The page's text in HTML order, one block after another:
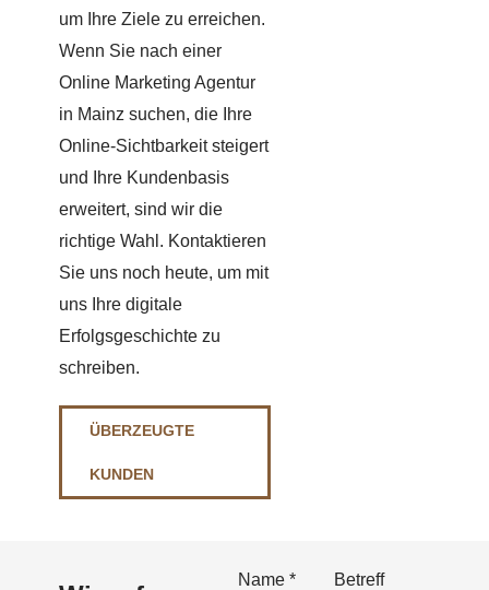
um Ihre Ziele zu erreichen.
Wenn Sie nach einer
Online Marketing Agentur
in Mainz suchen, die Ihre
Online-Sichtbarkeit steigert
und Ihre Kundenbasis
erweitert, sind wir die
richtige Wahl. Kontaktieren
Sie uns noch heute, um mit
uns Ihre digitale
Erfolgsgeschichte zu
schreiben.
ÜBERZEUGTE
KUNDEN
Name* Betreff